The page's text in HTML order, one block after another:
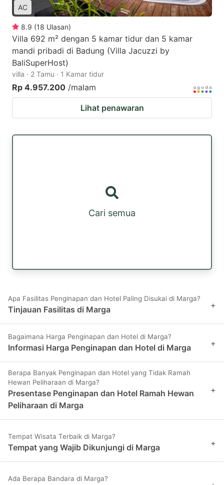
AC
8.9 (18 Ulasan)
Villa 692 m² dengan 5 kamar tidur dan 5 kamar
mandi pribadi di Badung (Villa Jacuzzi by
BaliSuperHost)
villa · 2 Tamu · 1 Kamar tidur
Rp 4.957.200 /malam
Lihat penawaran
Cari semua
Apa Fasilitas Penginapan dan Hotel Paling Disukai di Marga?
Tinjauan Fasilitas di Marga +
Bagaimana Harga Penginapan dan Hotel di Marga?
Informasi Harga Penginapan dan Hotel di Marga +
Berapa Banyak Penginapan dan Hotel yang Tidak Ramah
Hewan Peliharaan di Marga?
Presentase Penginapan dan Hotel Ramah Hewan
Peliharaan di Marga
+
Tempat Wisata Terbaik di Marga?
Tempat yang Wajib Dikunjungi di Marga +
Ada Berapa Bandara di Marga?